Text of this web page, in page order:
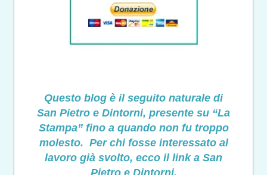
Questo blog è il seguito naturale di
San Pietro e Dintorni, presente su “La
Stampa” fino a quando non fu troppo
molesto. Per chi fosse interessato al
lavoro già svolto, ecco il link a San
Pietro e Dintorni.